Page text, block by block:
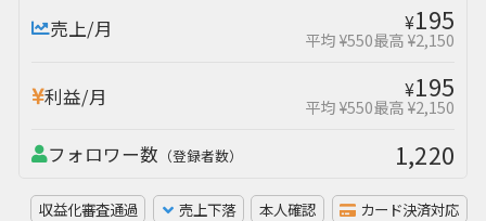
売上/月 ¥195
平均 ¥550最高 ¥2,150
利益/月 ¥195
平均 ¥550最高 ¥2,150
フォロワー数 （登録者数） 1,220
収益化審査通過 売上下落 本人確認 カード決済対応